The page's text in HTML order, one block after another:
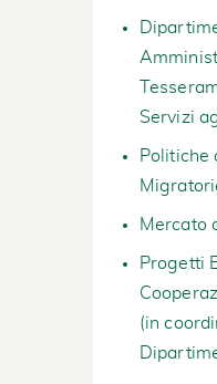
Servizi
Politiche
Mercato
Progetti
(in